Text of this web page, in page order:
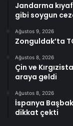
Jandarma
gibi soygun
Ağustos 9, 2026
Zonguldak’ta
Ağustos 8, 2026
Çin ve
araya geldi
Ağustos 8, 2026
İspanya
dikkat çekti